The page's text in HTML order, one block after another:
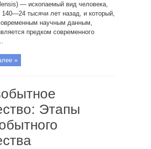
— ископаемый вид человека,
140—24 тысячи лет назад, и который,
научным данным,
предком современного
»
Этапы